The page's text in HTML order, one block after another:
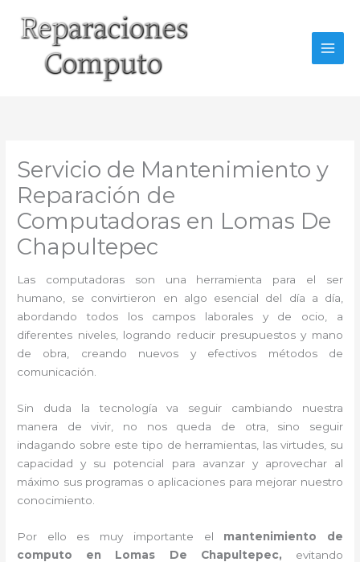
contenido
Servicio de Mantenimiento y
Reparación de
Computadoras en Lomas De
Chapultepec
Las computadoras son una herramienta para el ser
humano, se convirtieron en algo esencial del día a día,
abordando todos los campos laborales y de ocio, a
diferentes niveles, logrando reducir presupuestos y mano
de obra, creando nuevos y efectivos métodos de
comunicación.
Sin duda la tecnología va seguir cambiando nuestra
manera de vivir, no nos queda de otra, sino seguir
indagando sobre este tipo de herramientas, las virtudes, su
capacidad y su potencial para avanzar y aprovechar al
máximo sus programas o aplicaciones para mejorar nuestro
conocimiento.
Por ello es muy importante el mantenimiento de
computo en Lomas De Chapultepec, evitando